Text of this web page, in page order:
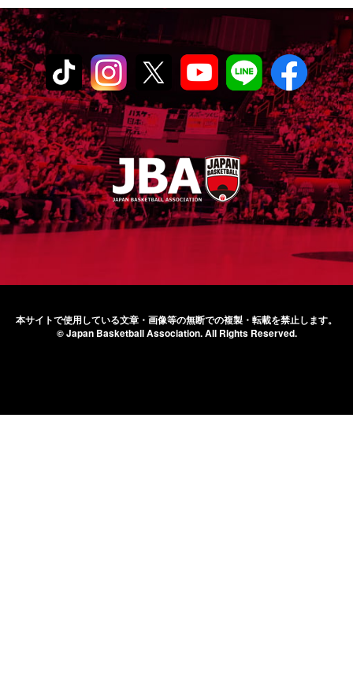
本サイトで使用している文章・画像等の無断での複製・転載を禁止します。
© Japan Basketball Association.All Rights Reserved.